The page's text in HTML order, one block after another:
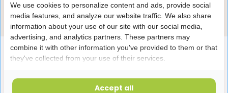
Productomschrijving
Reviews
Stuur e-mail
We use cookies to personalize content and ads, provide social
media features, and analyze our website traffic. We also share
information about your use of our site with our social media,
advertising, and analytics partners. These partners may
combine it with other information you've provided to them or that
they've collected from your use of their services.
Accept all